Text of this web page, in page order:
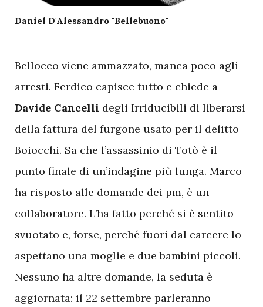
Daniel D'Alessandro "Bellebuono"
Bellocco viene ammazzato, manca poco agli
arresti. Ferdico capisce tutto e chiede a
Davide Cancelli degli Irriducibili di liberarsi
della fattura del furgone usato per il delitto
Boiocchi. Sa che l’assassinio di Totò è il
punto finale di un’indagine più lunga. Marco
ha risposto alle domande dei pm, è un
collaboratore. L’ha fatto perché si è sentito
svuotato e, forse, perché fuori dal carcere lo
aspettano una moglie e due bambini piccoli.
Nessuno ha altre domande, la seduta è
aggiornata: il 22 settembre parleranno